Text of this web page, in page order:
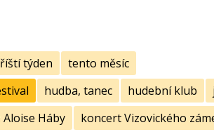
týden
tento měsíc
hudba, tanec hudební klub
Háby
koncert Vizovického